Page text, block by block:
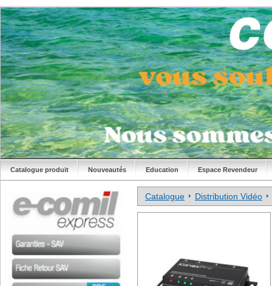
Catalogue produit Nouveautés Education Espace Revendeur
Catalogue Distribution Vidéo